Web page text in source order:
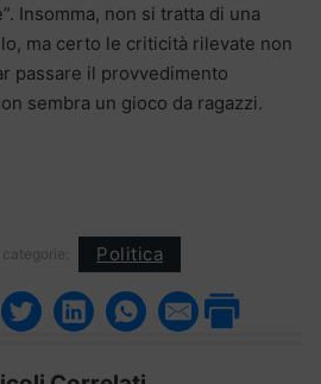
Insomma, non si tratta di una
ma certo le criticità rilevate non
passare il provvedimento
sembra un gioco da ragazzi.
Politica